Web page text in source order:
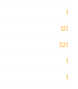
1
121
321
1
1